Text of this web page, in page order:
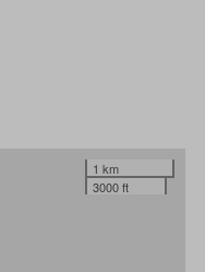
1 km
3000 ft